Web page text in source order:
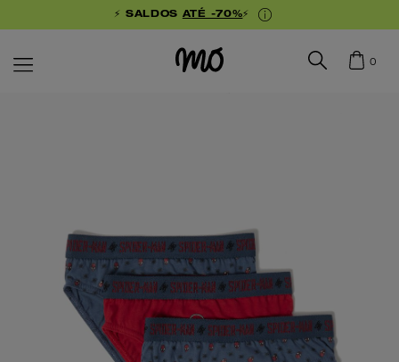
⚡ SALDOS ATÉ -70%⚡
0